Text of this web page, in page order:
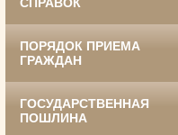
Ануприенко Иван Васильевич
Участник Великой Отечественной
Председатель Губкинского
ПОРЯДОК ПРИЕМА
ГРАЖДАН
ГОСУДАРСТВЕННАЯ
ПОШЛИНА